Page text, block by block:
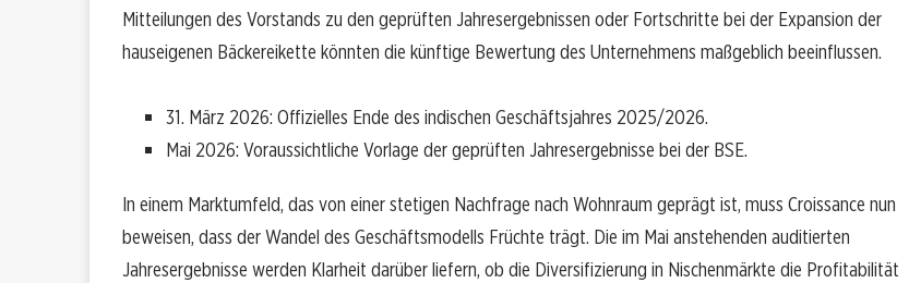
Mitteilungen des Vorstands zu den geprüften Jahresergebnissen oder Fortschritte bei der Expansion der
hauseigenen Bäckereikette könnten die künftige Bewertung des Unternehmens maßgeblich beeinflussen.
31. März 2026: Offizielles Ende des indischen Geschäftsjahres 2025/2026.
Mai 2026: Voraussichtliche Vorlage der geprüften Jahresergebnisse bei der BSE.
In einem Marktumfeld, das von einer stetigen Nachfrage nach Wohnraum geprägt ist, muss Croissance nun
beweisen, dass der Wandel des Geschäftsmodells Früchte trägt. Die im Mai anstehenden auditierten
Jahresergebnisse werden Klarheit darüber liefern, ob die Diversifizierung in Nischenmärkte die Profitabilität